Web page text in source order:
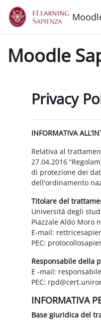
Vai al contenuto principale
Moodle
Privacy
INFORMATIVA
Relativa al
27.04.2016
di protezione dei
dell'ordinamento
Titolare del
Università degli
Piazzale Aldo Moro
E-mail:
PEC:
Responsabile della
E -mail:
PEC:
INFORMATIVA
Base giuridica del